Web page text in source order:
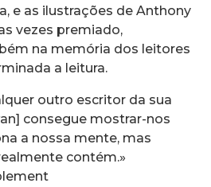
e as ilustrações de Anthony
vezes premiado,
na memória dos leitores
a leitura.
outro escritor da sua
consegue mostrar-nos
a nossa mente, mas
contém.»